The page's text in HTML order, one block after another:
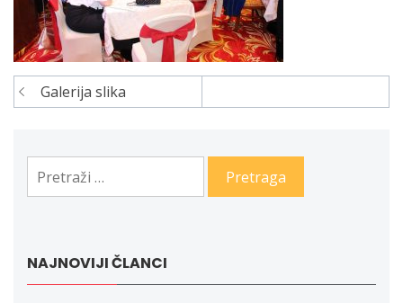
Navigacija
Galerija slika
Pretraga:
NAJNOVIJI ČLANCI